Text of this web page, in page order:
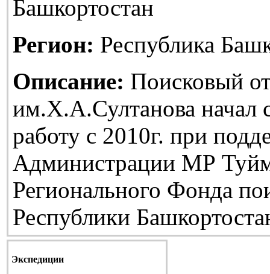
Башкортостан
Регион: Республика
Описание: Поисковый
им.Х.А.Султанова начал
работу с 2010г. при
Администрации МР
Регионального Фонда
Республики
Экспедиции